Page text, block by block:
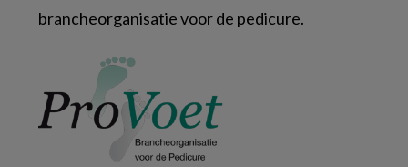
brancheorganisatie voor de pedicure.